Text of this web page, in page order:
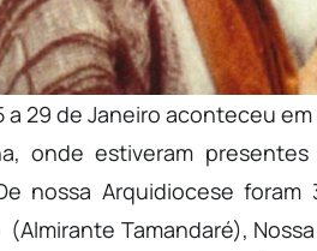
a 29 de Janeiro aconteceu
onde estiveram
nossa Arquidiocese
Tamandaré),